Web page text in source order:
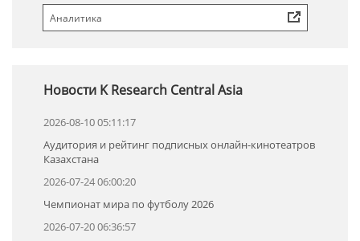
Аналитика
Новости K Research Central Asia
2026-08-10 05:11:17
Аудитория и рейтинг подписных онлайн-кинотеатров
Казахстана
2026-07-24 06:00:20
Чемпионат мира по футболу 2026
2026-07-20 06:36:57